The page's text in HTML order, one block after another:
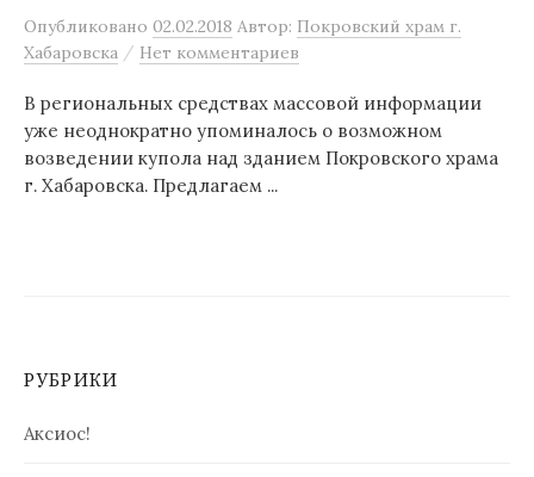
Опубликовано 02.02.2018 Автор: Покровский храм г.
Хабаровска / Нет комментариев
В региональных средствах массовой информации
уже неоднократно упоминалось о возможном
возведении купола над зданием Покровского храма
г. Хабаровска. Предлагаем ...
РУБРИКИ
Аксиос!